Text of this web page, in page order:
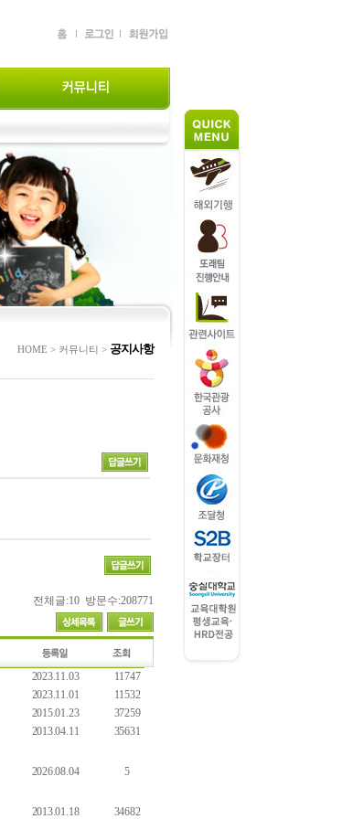
HOME > 커뮤니티 > 공지사항
전체글:10 방문수:208771
2023.11.03
11747
2023.11.01
11532
2015.01.23
37259
2013.04.11 35631
2026.08.04 5
2013.01.18 34682